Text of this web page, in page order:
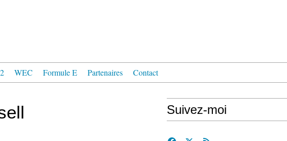
WEC Formule E Partenaires Contact
Suivez-moi